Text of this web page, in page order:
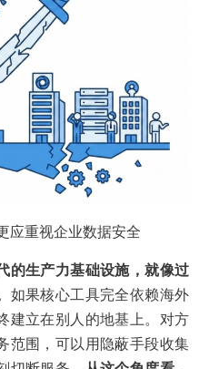
应重视企业数据安全
的生产力基础设施，就像过
如果核心工具完全依赖海外
建立在别人的地基上。对方
范围，可以用隐蔽手段收集